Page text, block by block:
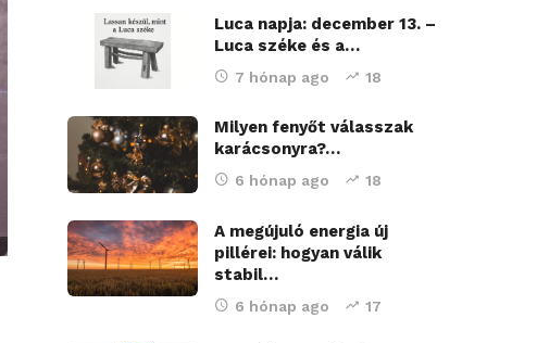
Luca napja: december 13. –
Luca széke és a…
7 hónap ago 18
Milyen fenyőt válasszak
karácsonyra?…
6 hónap ago 18
A megújuló energia új
pillérei: hogyan válik
stabil…
6 hónap ago 17